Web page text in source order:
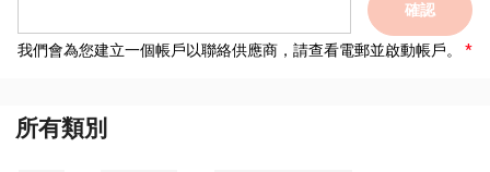
確認
我們會為您建立一個帳戶以聯絡供應商，請查看電郵並啟動帳戶。
所有類別